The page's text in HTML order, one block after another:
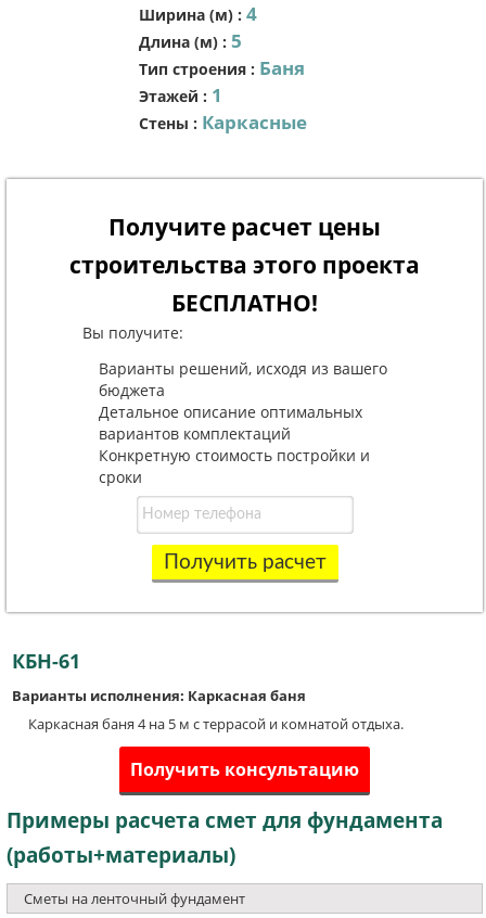
Ширина (м) : 4
Длина (м) : 5
Тип строения : Баня
Этажей : 1
Стены : Каркасные
Получите расчет цены
строительства этого проекта
БЕСПЛАТНО!
Вы получите:
Варианты решений, исходя из вашего
бюджета
Детальное описание оптимальных
вариантов комплектаций
Конкретную стоимость постройки и
сроки
Получить расчет
КБН-61
Варианты исполнения: Каркасная баня
Каркасная баня 4 на 5 м с террасой и комнатой отдыха.
Получить консультацию
Примеры расчета смет для фундамента
(работы+материалы)
Сметы на ленточный фундамент